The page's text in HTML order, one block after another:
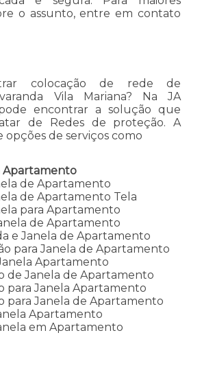
o assunto, entre em contato
colocação de rede de
Vila Mariana? Na JA
encontrar a solução que
de Redes de proteção. A
opções de serviços como
Apartamento
de Apartamento
de Apartamento Tela
para Apartamento
de Apartamento
e Janela de Apartamento
para Janela de Apartamento
Apartamento
de Janela de Apartamento
para Janela Apartamento
para Janela de Apartamento
Apartamento
em Apartamento